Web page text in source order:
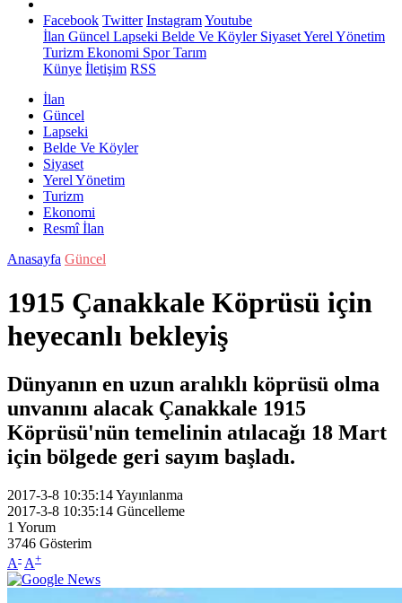
Facebook Twitter InstagramYoutube
İlan Güncel Lapseki Belde Ve KöylerSiyasetYerel Yönetim
Turizm Ekonomi SporTarım
Künye İletişim RSS
İlan
Güncel
Lapseki
Belde Ve Köyler
Siyaset
Yerel Yönetim
Turizm
Ekonomi
Resmî İlan
Anasayfa Güncel
1915 Çanakkale Köprüsü için
heyecanlı bekleyiş
Dünyanın en uzun aralıklı köprüsü olma
unvanını alacak Çanakkale 1915
Köprüsü'nün temelinin atılacağı 18 Mart
için bölgede geri sayım başladı.
2017-3-8 10:35:14Yayınlanma
2017-3-8 10:35:14 Güncelleme
1 Yorum
3746 Gösterim
A- A+